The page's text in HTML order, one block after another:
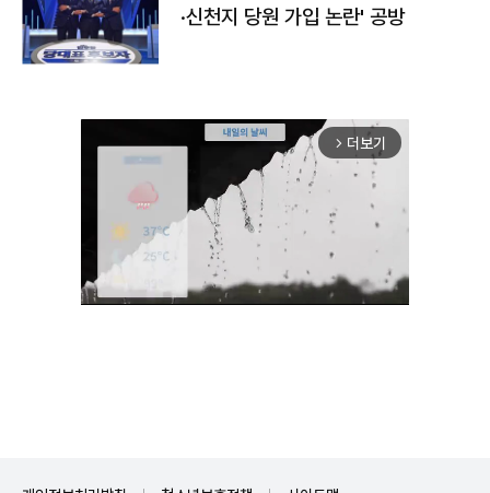
·신천지 당원 가입 논란' 공방
arrow_forward_ios 더보기